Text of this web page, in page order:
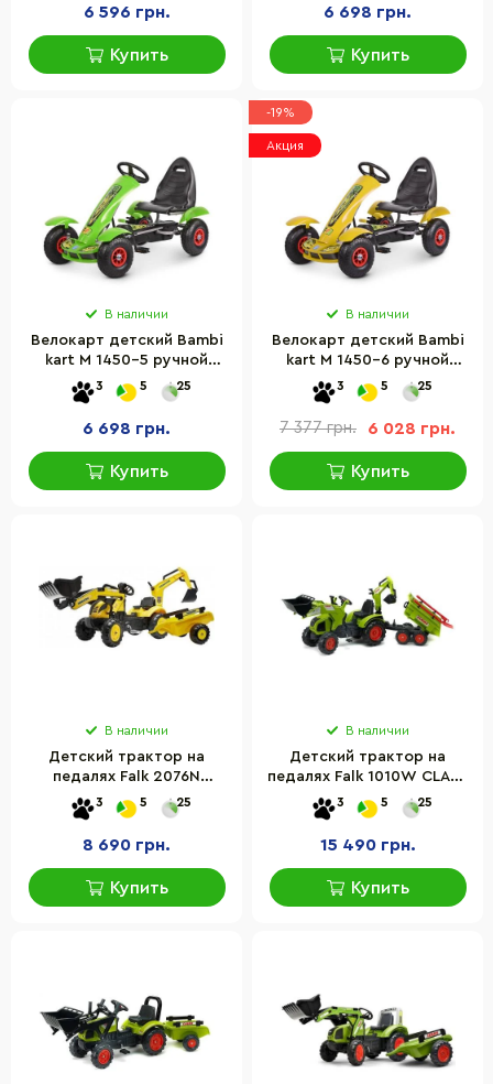
6 596 грн.
Купить
6 698 грн.
Купить
В наличии
Велокарт детский Bambi
kart M 1450-5 ручной
тормоз
3 5 25
6 698 грн.
Купить
-19%
Акция
В наличии
Велокарт детский Bambi
kart M 1450-6 ручной
тормоз
3 5 25
7 377 грн. 6 028 грн.
Купить
В наличии
Детский трактор на
педалях Falk 2076N
Komatsu с прицепом,
передним и задним
ковшами
3 5 25
8 690 грн.
Купить
В наличии
Детский трактор на
педалях Falk 1010W CLAAS
AXOS с прицепом,
передним и задним
ковшами
3 5 25
15 490 грн.
Купить